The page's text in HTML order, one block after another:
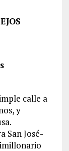
calle a
y
San José-